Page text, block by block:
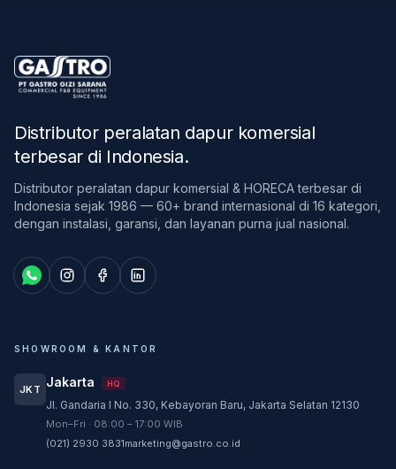
Distributor peralatan dapur komersial
terbesar di Indonesia.
Distributor peralatan dapur komersial & HORECA terbesar di
Indonesia sejak 1986 — 60+ brand internasional di 16 kategori,
dengan instalasi, garansi, dan layanan purna jual nasional.
SHOWROOM & KANTOR
JKT Jakarta HQ
Jl. Gandaria I No. 330, Kebayoran Baru, Jakarta Selatan 12130
Mon–Fri · 08:00 – 17:00 WIB
(021) 2930 3831marketing@gastro.co.id
Customer Service
sesuai kebutuhan Anda.